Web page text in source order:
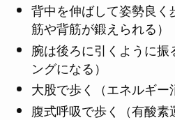
背中を伸ばして姿勢良
筋や背筋が鍛えられる）
腕は後ろに引くように
ングになる）
大股で歩く（エネルギー
腹式呼吸で歩く（有酸素